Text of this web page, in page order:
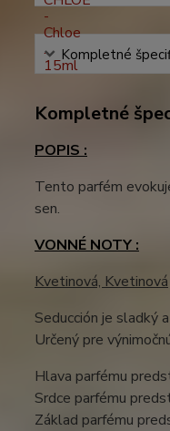
Kompletné
Kompletné
POPIS :
Tento parfém
sen.
VONNÉ NOTY :
Kvetinová, Kvetinová
Seducción je sladký
Určený pre
Hlava parfému
Srdce parfému
Základ parfému